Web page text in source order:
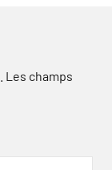
Les champs